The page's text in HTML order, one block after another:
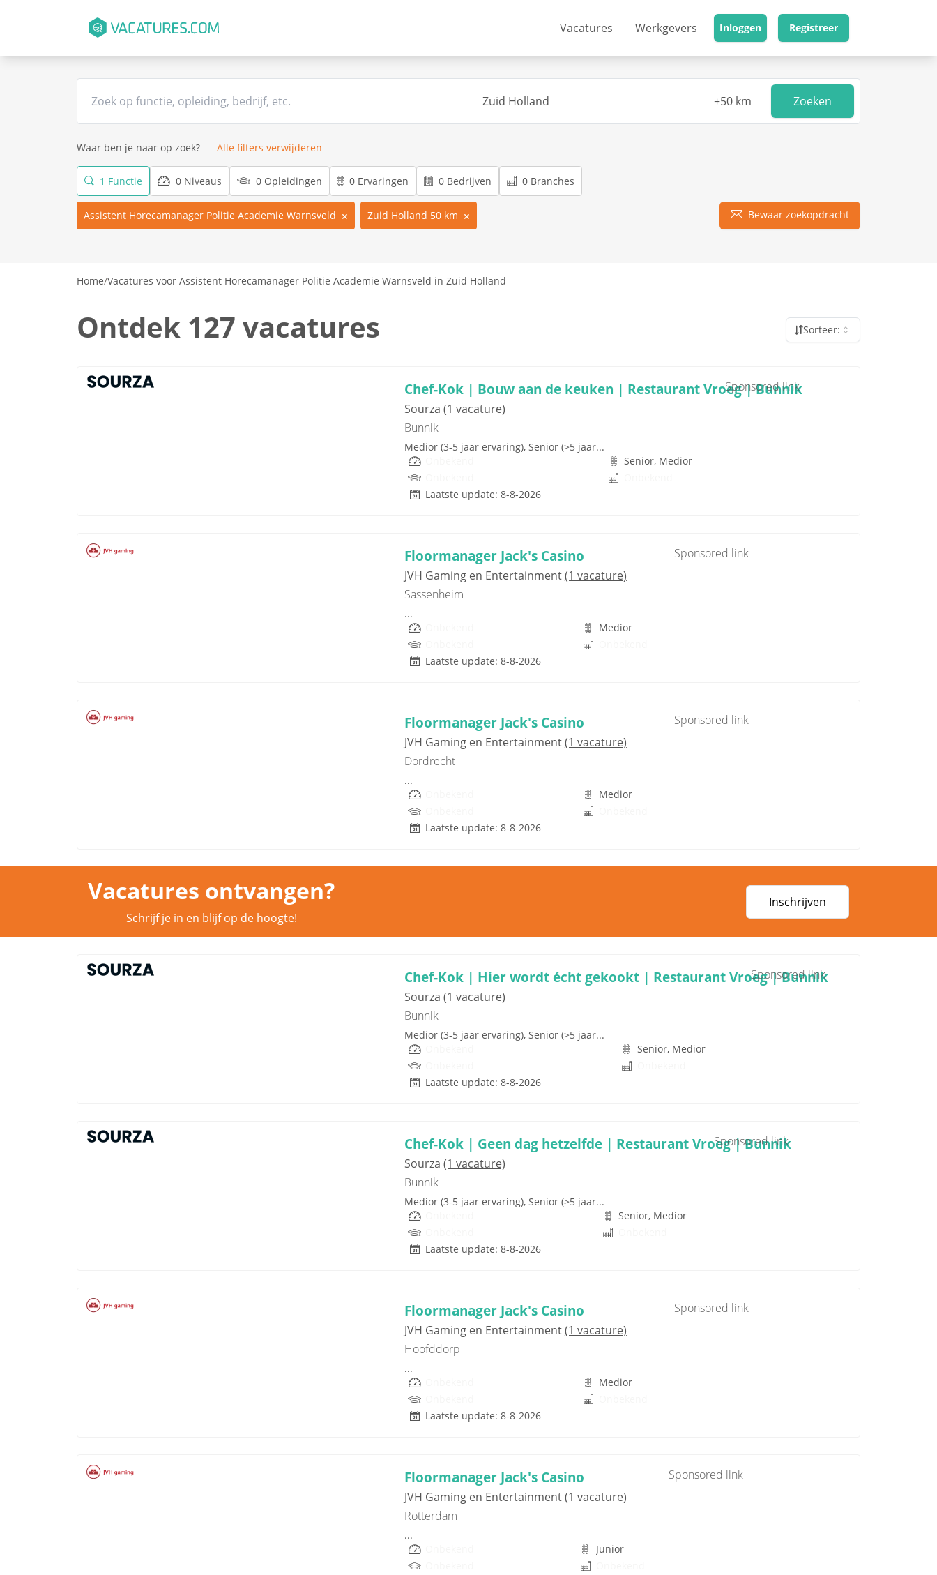
Vacatures Werkgevers Inloggen Registreer
Zoeken
Waar ben je naar op zoek? Alle filters verwijderen
1 Functie 0 Niveaus 0 Opleidingen 0 Ervaringen 0 Bedrijven 0 Branches
Assistent Horecamanager Politie Academie Warnsveld Zuid Holland 50 km Bewaar zoekopdracht
Home/Vacatures voor Assistent Horecamanager Politie Academie Warnsveld in Zuid Holland
Ontdek 127 vacatures Sorteer:
Chef-Kok | Bouw aan de keuken | Restaurant Vroeg | Bunnik
Sourza (1 vacature)
Bunnik
Sponsored link
Medior (3-5 jaar ervaring), Senior (>5 jaar...
Senior, Medior
Laatste update: 8-8-2026
Floormanager Jack's Casino
JVH Gaming en Entertainment(1 vacature)
Sassenheim
Sponsored link
...
Medior
Laatste update: 8-8-2026
Floormanager Jack's Casino
JVH Gaming en Entertainment(1 vacature)
Dordrecht
Sponsored link
...
Medior
Laatste update: 8-8-2026
Vacatures ontvangen?
Schrijf je in en blijf op de hoogte!
Inschrijven
Chef-Kok | Hier wordt écht gekookt | Restaurant Vroeg | Bunnik
Sourza (1 vacature)
Bunnik
Sponsored link
Medior (3-5 jaar ervaring), Senior (>5 jaar...
Senior, Medior
Laatste update: 8-8-2026
Chef-Kok | Geen dag hetzelfde | Restaurant Vroeg | Bunnik
Sourza (1 vacature)
Bunnik
Sponsored link
Medior (3-5 jaar ervaring), Senior (>5 jaar...
Senior, Medior
Laatste update: 8-8-2026
Floormanager Jack's Casino
JVH Gaming en Entertainment(1 vacature)
Hoofddorp
Sponsored link
...
Medior
Laatste update: 8-8-2026
Floormanager Jack's Casino
JVH Gaming en Entertainment(1 vacature)
Rotterdam
Sponsored link
...
Junior